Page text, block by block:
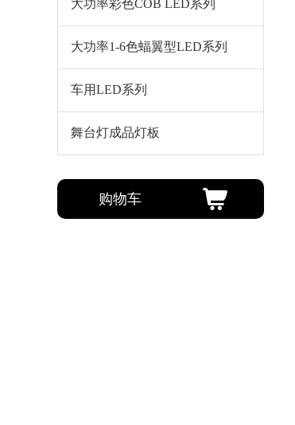
大功率彩色COB LED系列
大功率1-6色蝠翼型LED系列
车用LED系列
舞台灯成品灯板
购物车